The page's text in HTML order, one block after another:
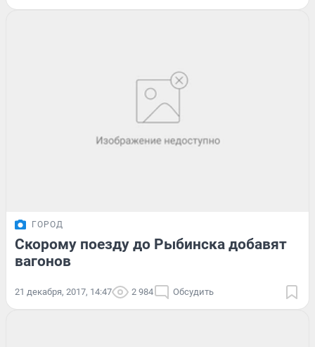
ГОРОД
Скорому поезду до Рыбинска добавят
вагонов
21 декабря, 2017, 14:47 2 984 Обсудить